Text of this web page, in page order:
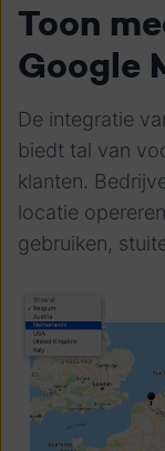
Toon
Google
De integratie
biedt tal van
klanten.
locatie
gebruiken,